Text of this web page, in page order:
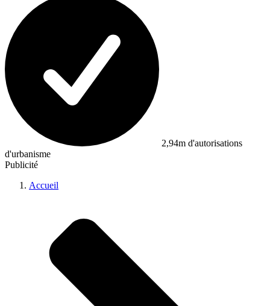
2,94m d'autorisations
d'urbanisme
Publicité
Accueil